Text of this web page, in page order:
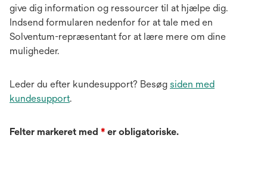
give dig information og ressourcer til at hjælpe dig.
Indsend formularen nedenfor for at tale med en
Solventum-repræsentant for at lære mere om dine
muligheder.
Leder du efter kundesupport? Besøg siden med
kundesupport.
Felter markeret med * er obligatoriske.